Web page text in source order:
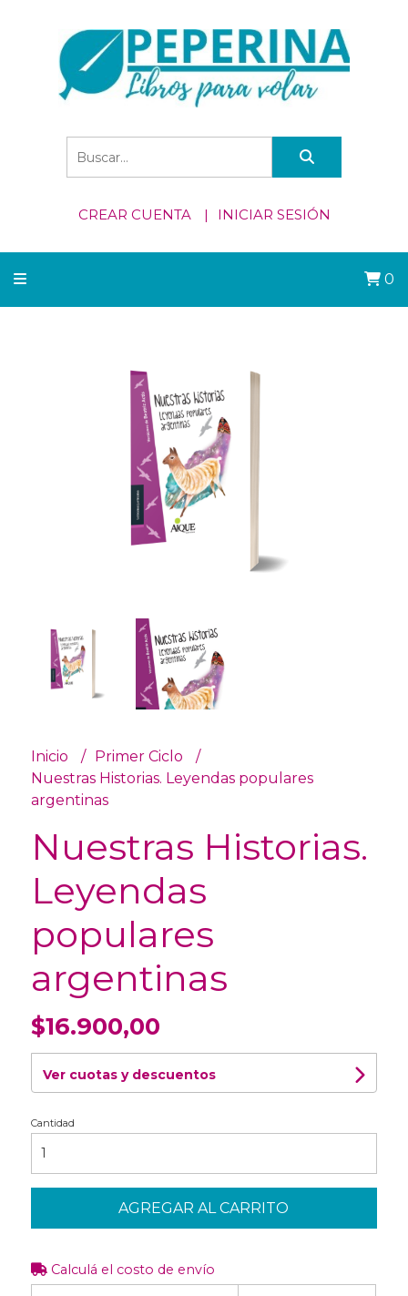
CREAR CUENTA INICIAR SESIÓN
0
Inicio
Primer Ciclo
Nuestras Historias. Leyendas populares
argentinas
Nuestras Historias.
Leyendas
populares
argentinas
$16.900,00
Ver cuotas y descuentos
Cantidad
AGREGAR AL CARRITO
Calculá el costo de envío